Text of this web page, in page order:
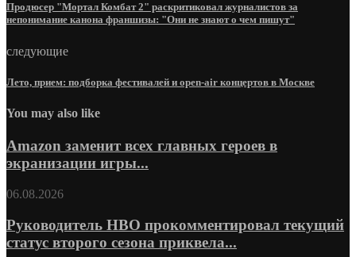
Продюсер "Мортал Комбат 2" раскритиковал журналистов за
непонимание канона франшизы: "Они не знают о чем пишут"
следующие
Лето, прием: подборка фестивалей и open-air концертов в Москве
You may also like
Amazon заменит всех главных героев в
экранизации игры...
06.08.2026
Руководитель HBO прокомментировал текущий
статус второго сезона приквела...